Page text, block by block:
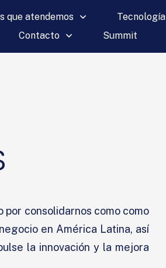
que atendemos Tecnología
Contacto
Summit
por consolidarnos como como
en América Latina, así
la innovación y la mejora